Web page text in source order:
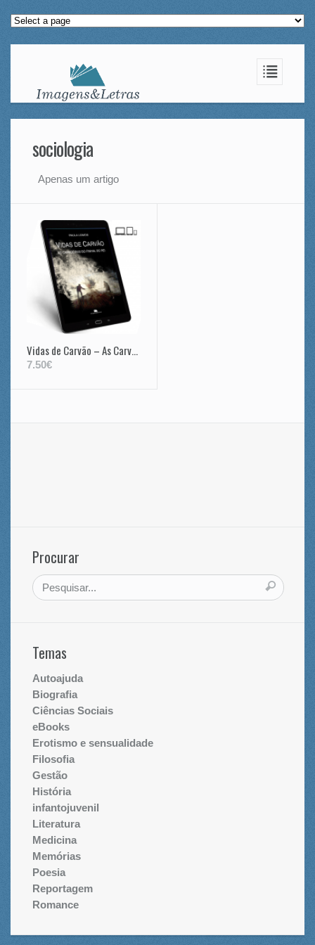
sociologia
Apenas um artigo
Vidas de Carvão – As Carvoeiras do Pinhal do Rei
7.50€
Procurar
Temas
Autoajuda
Biografia
Ciências Sociais
eBooks
Erotismo e sensualidade
Filosofia
Gestão
História
infantojuvenil
Literatura
Medicina
Memórias
Poesia
Reportagem
Romance